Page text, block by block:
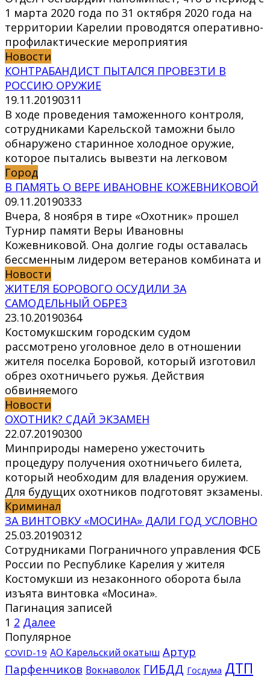
1 марта 2020 года по 31 октября 2020 года на
территории Карелии проводятся оперативно-
профилактические мероприятия
Новости
КОНТРАБАНДИСТ ПЫТАЛСЯ ПРОВЕЗТИ В
РОССИЮ ОРУЖИЕ
19.11.20190311
В ходе проведения таможенного контроля,
сотрудниками Карельской таможни было
обнаружено старинное холодное оружие,
которое пытались вывезти на легковом
Город
В ПАМЯТЬ О ВЕРЕ ИВАНОВНЕ КОЖЕВНИКОВОЙ
09.11.20190333
Вчера, 8 ноября в тире «Охотник» прошел
Турнир памяти Веры Ивановны
Кожевниковой. Она долгие годы оставалась
бессменным лидером ветеранов комбината и
Новости
ЖИТЕЛЯ БОРОВОГО ОСУДИЛИ ЗА
САМОДЕЛЬНЫЙ ОБРЕЗ
23.10.20190364
Костомукшским городским судом
рассмотрено уголовное дело в отношении
жителя поселка Боровой, который изготовил
обрез охотничьего ружья. Действия
обвиняемого
Новости
ОХОТНИК? СДАЙ ЭКЗАМЕН
22.07.20190300
Минприроды намерено ужесточить
процедуру получения охотничьего билета,
который необходим для владения оружием.
Для будущих охотников подготовят экзамены.
Криминал
ЗА ВИНТОВКУ «МОСИНА» ДАЛИ ГОД УСЛОВНО
25.03.20190312
Сотрудниками Пограничного управления ФСБ
России по Республике Карелия у жителя
Костомукши из незаконного оборота была
изъята винтовка «Мосина».
Пагинация записей
1 2 Далее
Популярное
COVID-19 АО Карельский окатыш Артур
Парфенчиков Вокнаволок ГИБДД Госдума ДТП